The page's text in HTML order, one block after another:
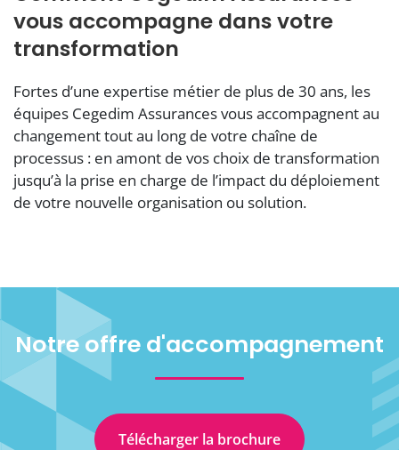
vous accompagne dans votre
transformation
Fortes d’une expertise métier de plus de 30 ans, les
équipes Cegedim Assurances vous accompagnent au
changement tout au long de votre chaîne de
processus : en amont de vos choix de transformation
jusqu’à la prise en charge de l’impact du déploiement
de votre nouvelle organisation ou solution.
Notre offre d'accompagnement
Télécharger la brochure